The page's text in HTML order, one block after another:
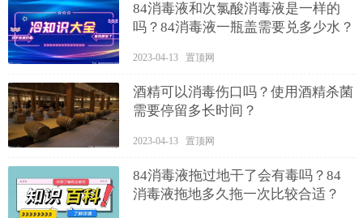
84消毒液和次氯酸消毒液是一样的
吗？84消毒液一瓶盖需要兑多少水？
2023-04-13 置顶网
酒精可以消毒伤口吗？使用酒精杀菌
需要停留多长时间？
2023-04-13 置顶网
84消毒液拖过地干了会有毒吗？84
消毒液拖地多久拖一次比较合适？